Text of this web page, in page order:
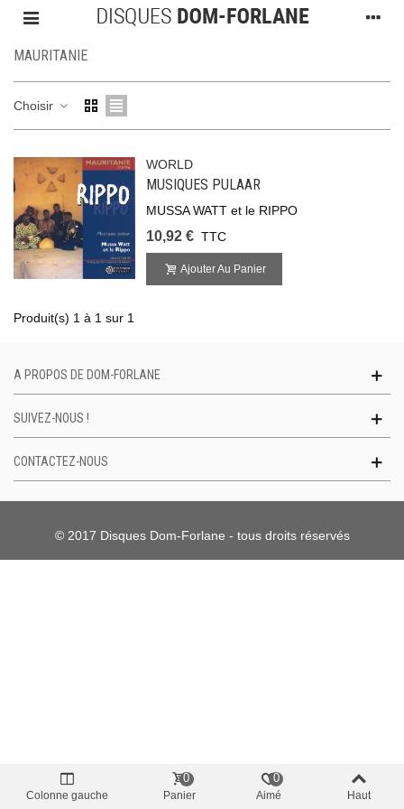
MAURITANIE
Choisir
WORLD
MUSIQUES PULAAR
MUSSA WATT et le RIPPO
10,92 € TTC
Ajouter Au Panier
Produit(s) 1 à 1 sur 1
A PROPOS DE DOM-FORLANE
SUIVEZ-NOUS !
CONTACTEZ-NOUS
© 2017 Disques Dom-Forlane - tous droits réservés
Colonne gauche Panier
0
Aimé
0
Haut